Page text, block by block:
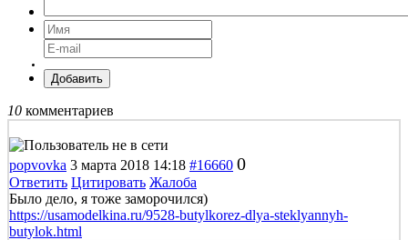
Добавить
10 комментариев
popvovka 3 марта 2018 14:18 #16660 0
Ответить Цитировать Жалоба
Было дело, я тоже заморочился)
https://usamodelkina.ru/9528-butylkorez-dlya-steklyannyh-
butylok.html